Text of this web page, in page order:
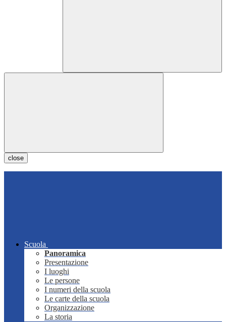
close
Scuola
Panoramica
Presentazione
I luoghi
Le persone
I numeri della scuola
Le carte della scuola
Organizzazione
La storia